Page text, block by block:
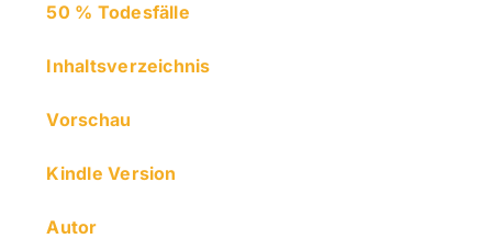
50 % Todesfälle
Inhaltsverzeichnis
Vorschau
Kindle Version
Autor